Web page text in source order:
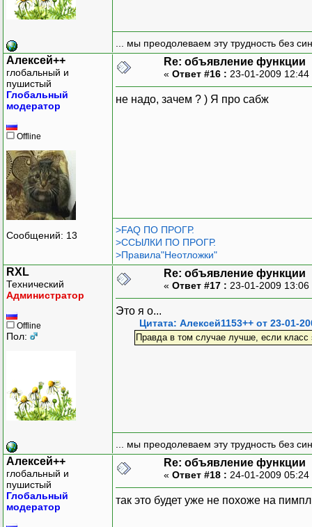
... мы преодолеваем эту трудность без
Алексей++
глобальный и
пушистый
Глобальный
модератор
Offline
Сообщений: 13
Re: объявление функции
« Ответ #16 : 23-01-2009
не надо, зачем ? ) Я про сабж
>FAQ ПО ПРОГР.
>ССЫЛКИ ПО ПРОГР.
>Правила"Неотложки"
RXL
Технический
Администратор
Offline
Пол:
Re: объявление функции
« Ответ #17 : 23-01-2009
Это я о...
Цитата: Алексей1153++ от 23-01-
Правда в том случае лучше, если класс
... мы преодолеваем эту трудность без
Алексей++
глобальный и
пушистый
Глобальный
модератор
Re: объявление функции
« Ответ #18 : 24-01-2009
так это будет уже не похоже на пимпл